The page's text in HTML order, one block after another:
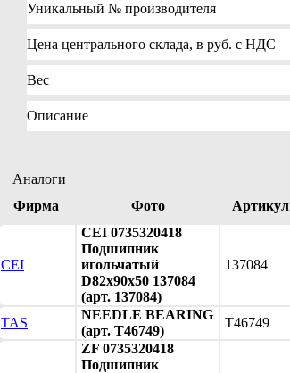
Уникальный № производителя
Цена центрального склада, в руб. с НДС
Вес
Описание
Аналоги
Фирма
Фото Артикул
CEI
CEI 0735320418
Подшипник
игольчатый
D82x90x50 137084
(арт. 137084)
137084
TAS
NEEDLE BEARING
(арт. T46749)
T46749
ZF 0735320418
Подшипник